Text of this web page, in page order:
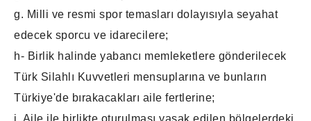
g. Milli ve resmi spor temasları dolayısıyla seyahat
edecek sporcu ve idarecilere;
h- Birlik halinde yabancı memleketlere gönderilecek
Türk Silahlı Kuvvetleri mensuplarına ve bunların
Türkiye'de bırakacakları aile fertlerine;
i. Aile ile birlikte oturulması yasak edilen bölgelerdeki